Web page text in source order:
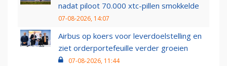
nadat piloot 70.000 xtc-pillen smokkelde
07-08-2026, 14:07
Airbus op koers voor leverdoelstelling en
ziet orderportefeuille verder groeien
07-08-2026, 11:44